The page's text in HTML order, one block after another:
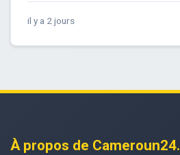
il y a 2 jours
À propos de